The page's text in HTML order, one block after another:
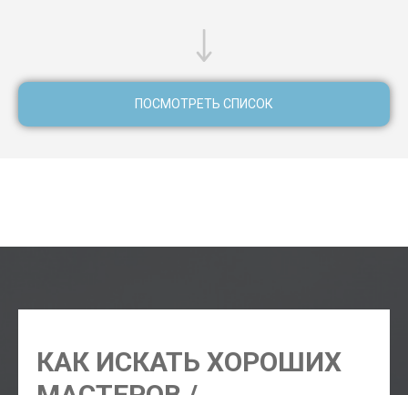
ПОСМОТРЕТЬ СПИСОК
КАК ИСКАТЬ ХОРОШИХ